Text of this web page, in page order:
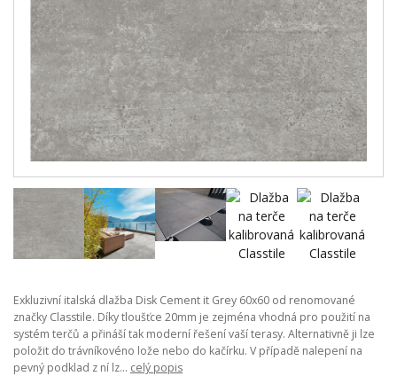
Exkluzivní italská dlažba Disk Cement it Grey 60x60 od renomované
značky Classtile. Díky tloušťce 20mm je zejména vhodná pro použití na
systém terčů a přináší tak moderní řešení vaší terasy. Alternativně ji lze
položit do trávníkovéno lože nebo do kačírku. V případě nalepení na
pevný podklad z ní lz... celý popis